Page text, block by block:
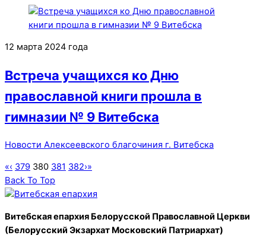
12 марта 2024 года
Встреча учащихся ко Дню
православной книги прошла в
гимназии № 9 Витебска
Новости Алексеевского благочиния г. Витебска
«‹ 379 380 381 382›»
Back To Top
Витебская епархия Белорусской Православной Церкви
(Белорусский Экзархат Московский Патриархат)